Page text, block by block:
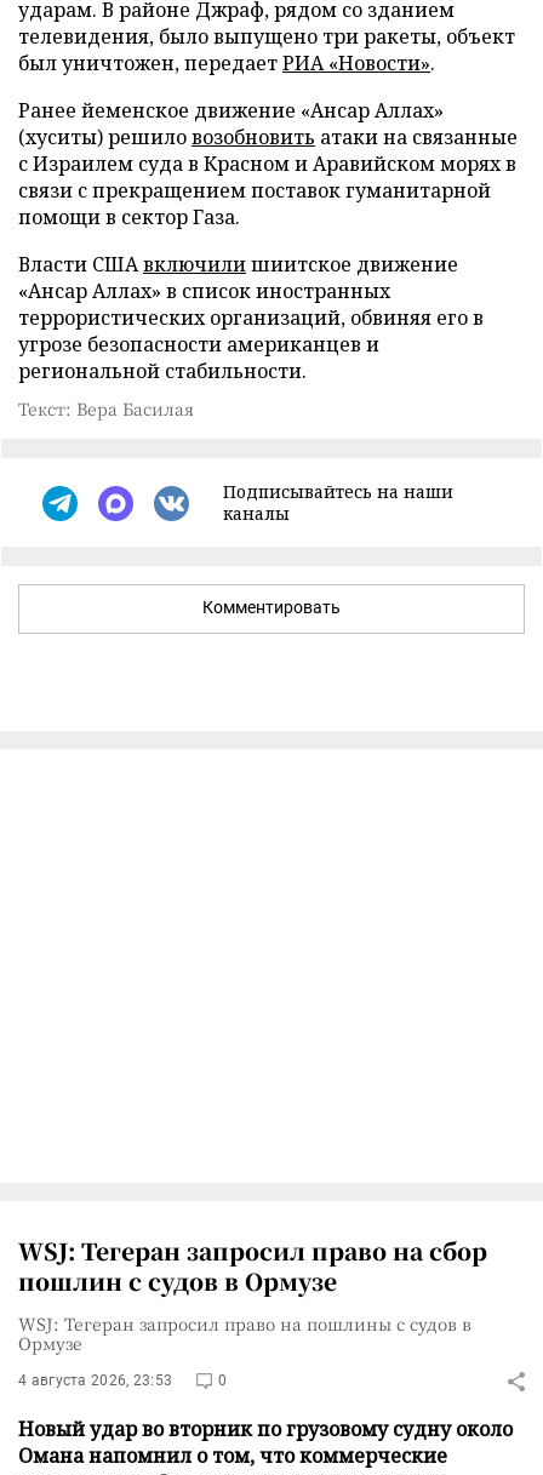
ударам. В районе Джраф, рядом со зданием
телевидения, было выпущено три ракеты, объект
был уничтожен, передаетРИА «Новости».
Ранее йеменское движение «Ансар Аллах»
(хуситы) решиловозобновить атаки на связанные
с Израилем суда в Красном и Аравийском морях в
связи с прекращением поставок гуманитарной
помощи в сектор Газа.
Власти СШАвключилишиитское движение
«Ансар Аллах» в список иностранных
террористических организаций, обвиняя его в
угрозе безопасности американцев и
региональной стабильности.
Текст: Вера Басилая
Подписывайтесь на наши
каналы
Комментировать
WSJ: Тегеран запросил право на сбор
пошлин с судов в Ормузе
WSJ: Тегеран запросил право на пошлины с судов в
Ормузе
4 августа 2026, 23:53 0
Новый удар во вторник по грузовому судну около
Омана напомнил о том, что коммерческие